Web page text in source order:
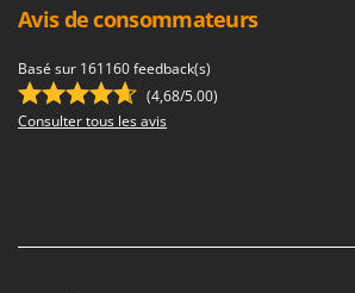
Avis de consommateurs
Basé sur 161160 feedback(s)
(4,68/5.00)
Consulter tous les avis